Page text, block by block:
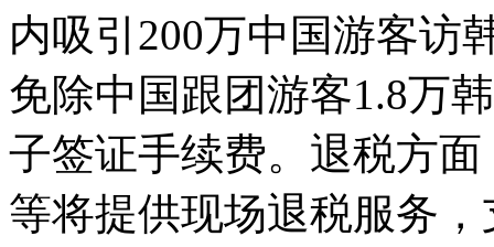
内吸引200万中国游客访
免除中国跟团游客1.8万
子签证手续费。退税方
等将提供现场退税服务